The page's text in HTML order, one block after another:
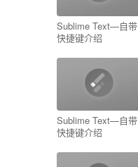
Sublime Text—自带
快捷键介绍
Sublime Text—自带
快捷键介绍